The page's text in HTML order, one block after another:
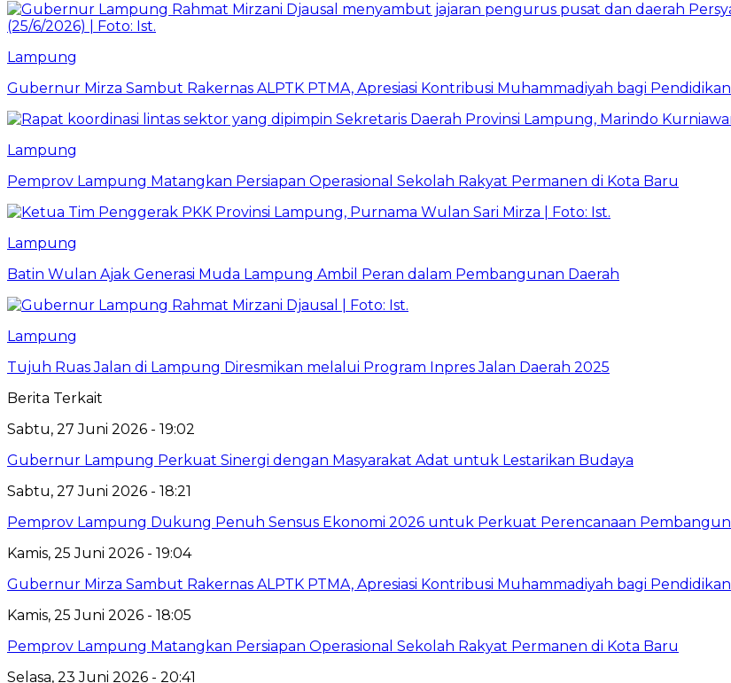
Lampung
Gubernur Mirza Sambut Rakernas ALPTK PTMA, Apresiasi Kontribusi Muhammadiyah bagi Pendidikan
Lampung
Pemprov Lampung Matangkan Persiapan Operasional Sekolah Rakyat Permanen di Kota Baru
Lampung
Batin Wulan Ajak Generasi Muda Lampung Ambil Peran dalam Pembangunan Daerah
Lampung
Tujuh Ruas Jalan di Lampung Diresmikan melalui Program Inpres Jalan Daerah 2025
Berita Terkait
Sabtu, 27 Juni 2026 - 19:02
Gubernur Lampung Perkuat Sinergi dengan Masyarakat Adat untuk Lestarikan Budaya
Sabtu, 27 Juni 2026 - 18:21
Pemprov Lampung Dukung Penuh Sensus Ekonomi 2026 untuk Perkuat Perencanaan
Kamis, 25 Juni 2026 - 19:04
Gubernur Mirza Sambut Rakernas ALPTK PTMA, Apresiasi Kontribusi Muhammadiyah bagi Pendidikan
Kamis, 25 Juni 2026 - 18:05
Pemprov Lampung Matangkan Persiapan Operasional Sekolah Rakyat Permanen di Kota Baru
Selasa, 23 Juni 2026 - 20:41